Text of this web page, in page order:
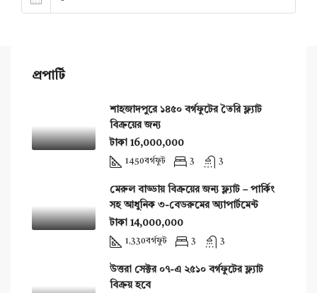
প্রপার্টি
শাহজাদপুরে ১৪৫০ বর্গফুটের তৈরি ফ্ল্যাট
বিক্রয়ের জন্য
টাকা 16,000,000
1450বর্গফুট 3 3
মেরুল বাড্ডায় বিক্রয়ের জন্য ফ্ল্যাট – পার্কিং
সহ আধুনিক ৩-বেডরুমের অ্যাপার্টমেন্ট
টাকা 14,000,000
1,330বর্গফুট 3 3
উত্তরা সেক্টর ০৭-এ ২৫১০ বর্গফুটের ফ্ল্যাট
বিক্রয় হবে